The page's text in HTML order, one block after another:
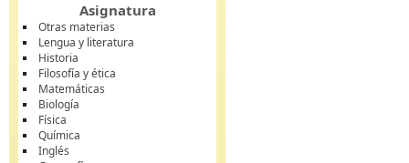
Asignatura
Otras materias
Lengua y literatura
Historia
Filosofía y ética
Matemáticas
Biología
Física
Química
Inglés